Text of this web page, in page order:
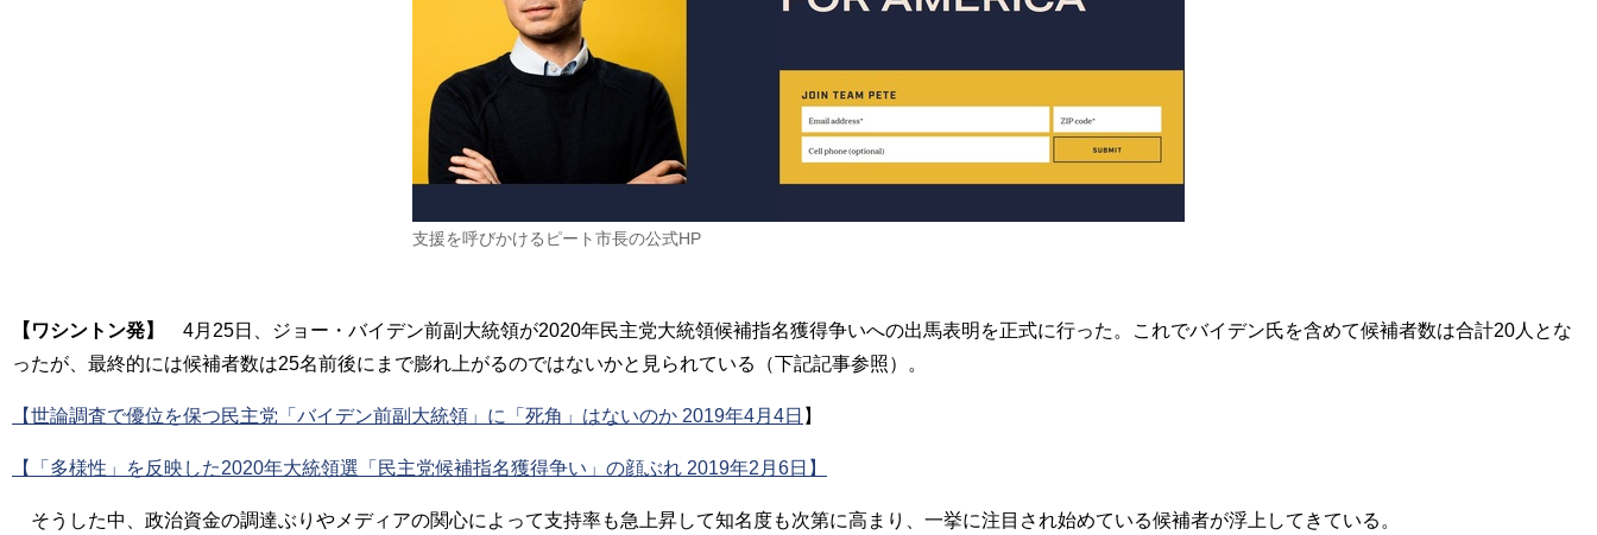
支援を呼びかけるピート市長の公式HP
【ワシントン発】
4月25日、ジョー・バイデン前副大統領が2020年民主党大統領候補指名獲得争いへの出馬表明を正式に行った。これでバイデン氏を含めて候補者数は合計20人とな
ったが、最終的には候補者数は25名前後にまで膨れ上がるのではないかと見られている（下記記事参照）。
【世論調査で優位を保つ民主党「バイデン前副大統領」に「死角」はないのか 2019年4月4日 】
【「多様性」を反映した2020年大統領選「民主党候補指名獲得争い」の顔ぶれ 2019年2月6日】
そうした中、政治資金の調達ぶりやメディアの関心によって支持率も急上昇して知名度も次第に高まり、一挙に注目され始めている候補者が浮上してきている。